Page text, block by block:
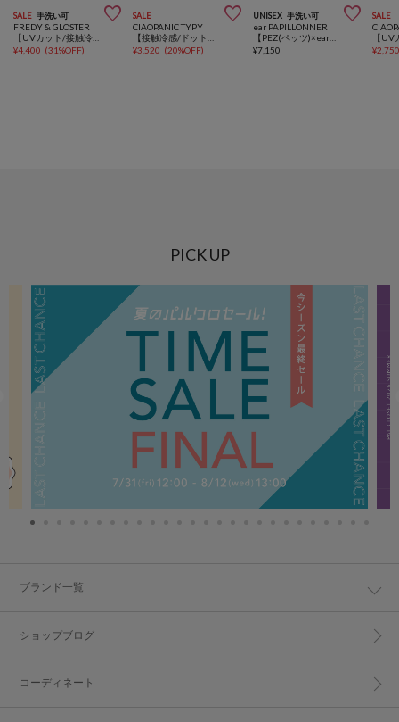
SALE 手洗い可 
FREDY & GLOSTER
¥4,400 (31%OFF)
SALE 
CIAOPANIC TYPY
¥3,520 (20%OFF)
UNISEX 手洗い可 
ear PAPILLONNER
【PEZ(ペッツ)×ear】刺しゅうTシャツ《UVカット/吸水速乾/接触冷感あり/手洗い可》
¥7,150
SALE
¥
PICK UP
ブランド一覧
ショップブログ
コーディネート